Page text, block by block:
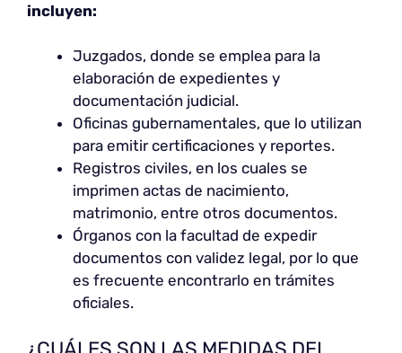
incluyen:
Juzgados, donde se emplea para la
elaboración de expedientes y
documentación judicial.
Oficinas gubernamentales, que lo utilizan
para emitir certificaciones y reportes.
Registros civiles, en los cuales se
imprimen actas de nacimiento,
matrimonio, entre otros documentos.
Órganos con la facultad de expedir
documentos con validez legal, por lo que
es frecuente encontrarlo en trámites
oficiales.